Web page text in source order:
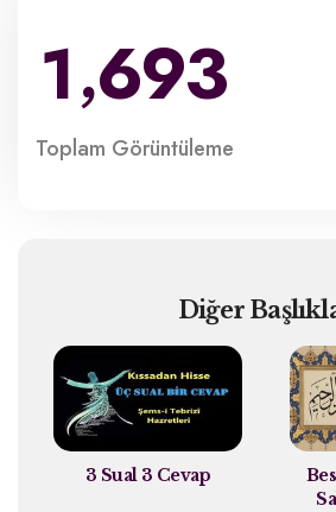
1,693
Toplam Görüntüleme
Diğer
3 Sual 3 Cevap